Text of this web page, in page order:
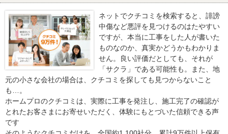
ネットでクチコミを検索すると、誹謗
中傷など悪評を見つけるのはたやすい
ですが、本当に工事をした人が書いた
ものなのか、真実かどうかもわかりま
せん。良い評価だとしても、それが
「サクラ」である可能性も。また、地
元の小さな会社の場合は、クチコミを探しても見つからないこと
も…。
ホームプロのクチコミは、実際に工事を発注し、施工完了の確認が
とれたお客さまにお寄せいただく、体験にもとづいた信頼できる声
です